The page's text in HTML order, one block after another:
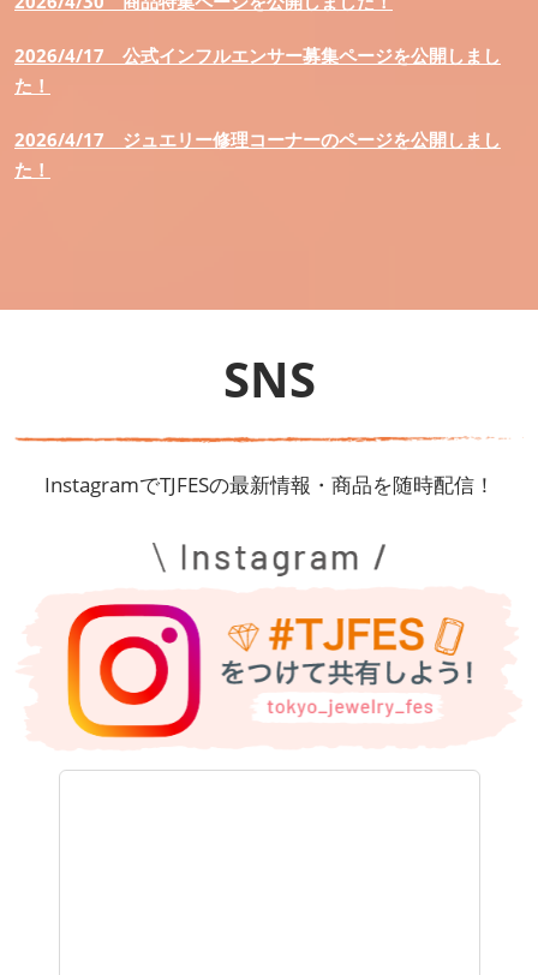
2026/4/17 公式インフルエンサー募集ページを公開しまし
た！
2026/4/17 ジュエリー修理コーナーのページを公開しまし
た！
SNS
InstagramでTJFESの最新情報・商品を随時配信！